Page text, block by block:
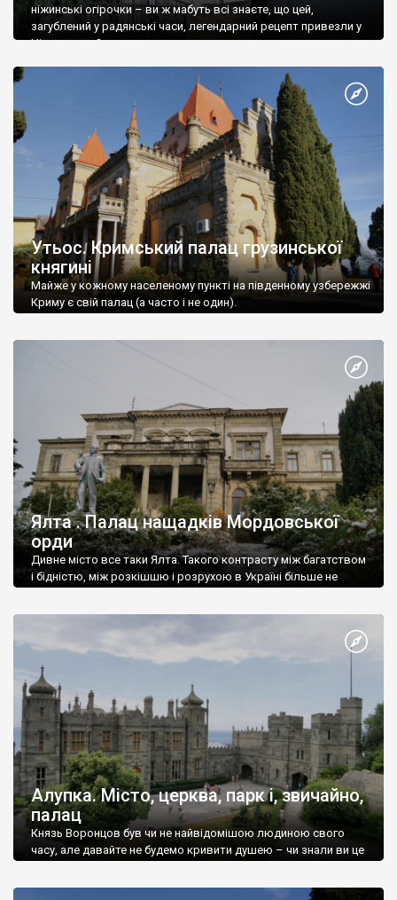
ніжинські огірочки – ви ж мабуть всі знаєте, що цей,
загублений у радянські часи, легендарний рецепт привезли у
Ніжин греки?
Утьос. Кримський палац грузинської
княгині
Майже у кожному населеному пункті на південному узбережжі
Криму є свій палац (а часто і не один).
Ялта . Палац нащадків Мордовської
орди
Дивне місто все таки Ялта. Такого контрасту між багатством
і бідністю, між розкішшю і розрухою в Україні більше не
Алупка. Місто, церква, парк і, звичайно,
палац
Князь Воронцов був чи не найвідомішою людиною свого
часу, але давайте не будемо кривити душею – чи знали ви це